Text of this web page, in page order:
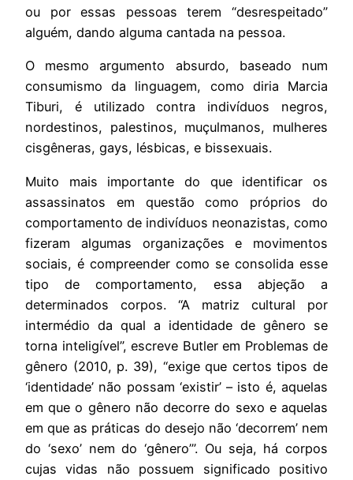
ou por essas pessoas terem “desrespeitado”
alguém, dando alguma cantada na pessoa.
O mesmo argumento absurdo, baseado num
consumismo da linguagem, como diria Marcia
Tiburi, é utilizado contra indivíduos negros,
nordestinos, palestinos, muçulmanos, mulheres
cisgêneras, gays, lésbicas, e bissexuais.
Muito mais importante do que identificar os
assassinatos em questão como próprios do
comportamento de indivíduos neonazistas, como
fizeram algumas organizações e movimentos
sociais, é compreender como se consolida esse
tipo de comportamento, essa abjeção a
determinados corpos. “A matriz cultural por
intermédio da qual a identidade de gênero se
torna inteligível”, escreve Butler em Problemas de
gênero (2010, p. 39), “exige que certos tipos de
‘identidade’ não possam ‘existir’ – isto é, aquelas
em que o gênero não decorre do sexo e aquelas
em que as práticas do desejo não ‘decorrem’ nem
do ‘sexo’ nem do ‘gênero’”. Ou seja, há corpos
cujas vidas não possuem significado positivo